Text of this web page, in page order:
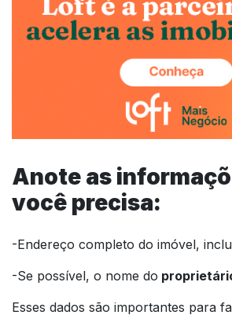
Anote as
você precisa:
-Endereço completo do imóvel,
-Se possível, o nome do
Esses dados são importantes para